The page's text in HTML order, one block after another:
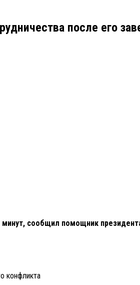
после его
сообщил помощник
конфликта